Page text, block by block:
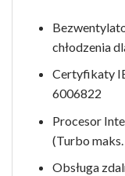
chłodzenia
Certyfikaty
6006822
Procesor
(Turbo
Obsługa